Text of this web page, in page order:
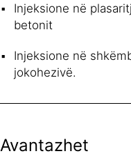
Injeksione në
betonit
Injeksione në
jokohezivë.
Avantazhet